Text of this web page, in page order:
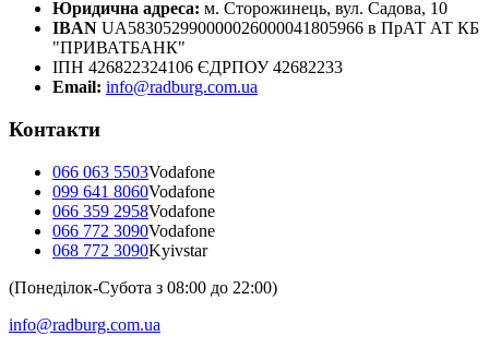
Юридична адреса: м. Сторожинець, вул. Садова, 10
IBAN UA583052990000026000041805966 в ПрАТ АТ КБ
"ПРИВАТБАНК"
ІПН 426822324106 ЄДРПОУ 42682233
Email: info@radburg.com.ua
Контакти
066 063 5503Vodafone
099 641 8060Vodafone
066 359 2958Vodafone
066 772 3090Vodafone
068 772 3090Kyivstar
(Понеділок-Субота з 08:00 до 22:00)
info@radburg.com.ua